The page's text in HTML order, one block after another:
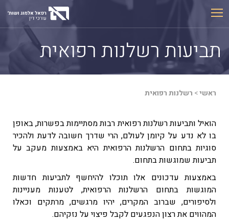
Skip
to
content
תביעות רשלנות רפואית
ראשי> רשלנות רפואית
הואיל ותביעות רשלנות רפואית רבות מסתיימות בפשרות, באופן
בו לא נדע על קיומן לעולם, הרי שדרך חשובה לדעת ולהכיר
סוגיות בתחום הרשלנות הרפואית היא באמצעות מעקב על
תביעות שמוגשות בתחום.
באמצעות עדכונים אלו תוכלו להיחשף לתביעות חדשות
המוגשות בתחום הרשלנות הרפואית, לטענות מעניינות
ולסיפורים, שברוב המקרים, יהיו מרגשים, מרתקים וכאלו
המהווים את רצון הנפגעים לקבל פיצוי על נזקיהם.